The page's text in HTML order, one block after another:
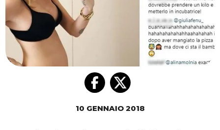
10 GENNAIO 2018